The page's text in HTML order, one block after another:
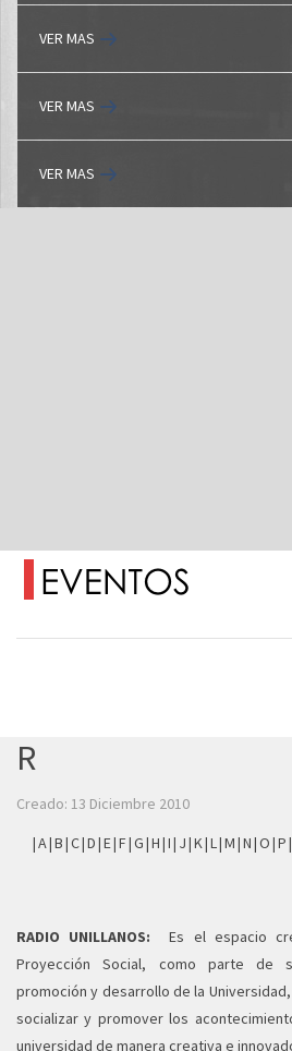
VER MAS
VER MAS
VER MAS
R
Creado: 13 Diciembre 2010
|A|B|C|D|E|F|G|H|I| J|K|L|M|N|O|P|
RADIO UNILLANOS:
Es el espacio
Proyección Social, como parte de
promoción y desarrollo de la
socializar y promover los
universidad de manera creativa e